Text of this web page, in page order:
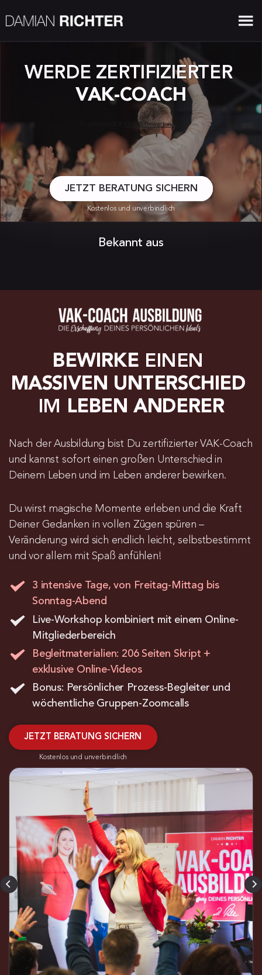
WERDE ZERTIFIZIERTER
VAK-COACH
JETZT BERATUNG SICHERN
Kostenlos und unverbindlich
Bekannt aus
BEWIRKE
MASSIVEN UNTERSCHIED
IM LEBEN ANDERER
Nach der Ausbildung bist Du zertifizierter VAK-Coach
und kannst sofort einen großen Unterschied in
Deinem Leben und im Leben anderer bewirken.
Du wirst magische Momente erleben und die Kraft
Deiner Gedanken in vollen Zügen spüren –
Veränderung wird sich endlich leicht, selbstbestimmt
und vor allem mit Spaß anfühlen!
3 intensive Tage, von Freitag-Mittag bis
Sonntag-Abend
Live-Workshop kombiniert mit einem Online-
Mitgliederbereich
Begleitmaterialien: 206 Seiten Skript +
exklusive Online-Videos
Bonus: Persönlicher Prozess-Begleiter und
wöchentliche Gruppen-Zoomcalls
JETZT BERATUNG SICHERN
Kostenlos und unverbindlich